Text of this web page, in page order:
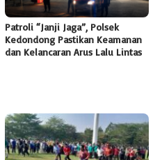
Patroli “Janji Jaga”, Polsek
Kedondong Pastikan Keamanan
dan Kelancaran Arus Lalu Lintas